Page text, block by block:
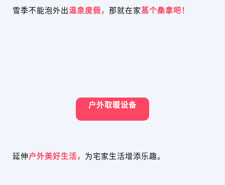
雪季不能泡外出温泉度假， 那就在家蒸个桑拿吧！
户外取暖设备
延伸户外美好生活， 为宅家生活增添乐趣。